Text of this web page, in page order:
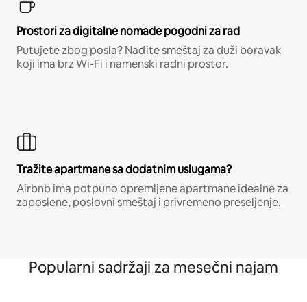
Prostori za digitalne nomade pogodni za rad
Putujete zbog posla? Nađite smeštaj za duži boravak
koji ima brz Wi-Fi i namenski radni prostor.
Tražite apartmane sa dodatnim uslugama?
Airbnb ima potpuno opremljene apartmane idealne za
zaposlene, poslovni smeštaj i privremeno preseljenje.
Popularni sadržaji za mesečni najam